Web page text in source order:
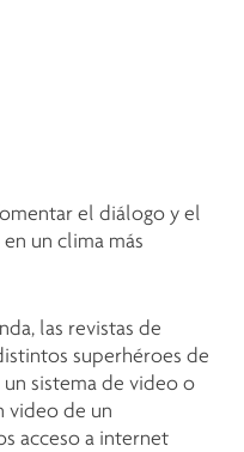
el diálogo y el
un clima más
las revistas de
superhéroes de
sistema de video o
video de un
acceso a internet